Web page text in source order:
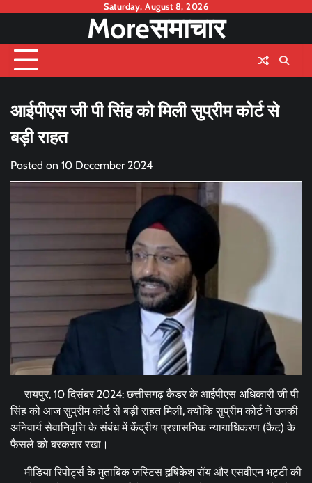
content
Saturday, August 8, 2026
Moreसमाचार
आईपीएस जी पी सिंह को मिली सुप्रीम कोर्ट से
बड़ी राहत
Posted on 10 December 2024
रायपुर, 10 दिसंबर 2024: छत्तीसगढ़ कैडर के आईपीएस अधिकारी जी पी
सिंह को आज सुप्रीम कोर्ट से बड़ी राहत मिली, क्योंकि सुप्रीम कोर्ट ने उनकी
अनिवार्य सेवानिवृत्ति के संबंध में केंद्रीय प्रशासनिक न्यायाधिकरण (कैट) के
फैसले को बरकरार रखा।
मीडिया रिपोर्ट्स के मुताबिक जस्टिस हृषिकेश रॉय और एसवीएन भट्टी की